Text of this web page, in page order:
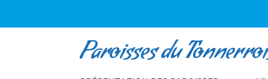
Paroisses du